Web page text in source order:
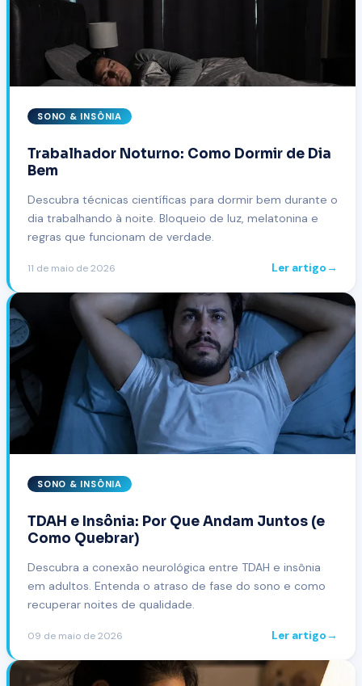
SONO & INSÔNIA
Trabalhador Noturno: Como Dormir de Dia
Bem
Descubra técnicas científicas para dormir bem durante o
dia trabalhando à noite. Bloqueio de luz, melatonina e
regras que funcionam de verdade.
11 de maio de 2026 Ler artigo→
SONO & INSÔNIA
TDAH e Insônia: Por Que Andam Juntos (e
Como Quebrar)
Descubra a conexão neurológica entre TDAH e insônia
em adultos. Entenda o atraso de fase do sono e como
recuperar noites de qualidade.
09 de maio de 2026 Ler artigo→